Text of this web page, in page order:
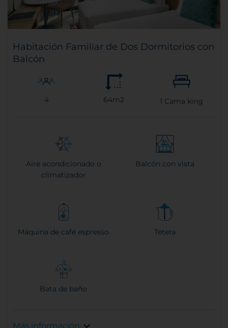
Habitación Familiar de Dos Dormitorios con
Balcón
4 64m2 1 Cama king
Aire acondicionado o
climatizador
Balcón con vista
Máquina de café espresso Tetera
Bata de baño
Más información